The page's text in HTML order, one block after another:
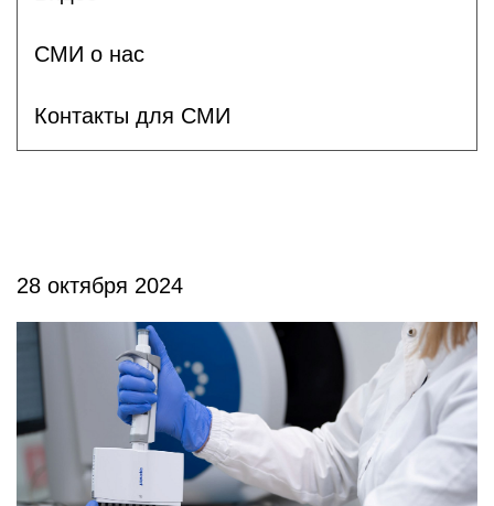
СМИ о нас
Контакты для СМИ
28 октября 2024